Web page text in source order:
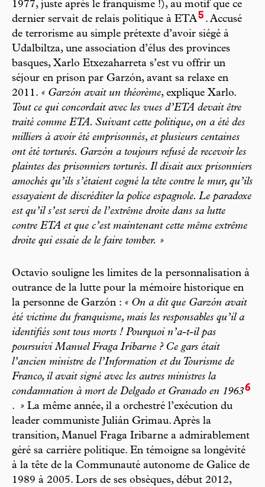
1977, juste après le franquisme !), au motif que ce
dernier servait de relais politique à ETA5 . Accusé
de terrorisme au simple prétexte d’avoir siégé à
Udalbiltza, une association d’élus des provinces
basques, Xarlo Etxezaharreta s’est vu offrir un
séjour en prison par Garzón, avant sa relaxe en
2011. « Garzón avait un théorème, explique Xarlo.
Tout ce qui concordait avec les vues d’ETA devait être
traité comme ETA. Suivant cette politique, on a été des
milliers à avoir été emprisonnés, et plusieurs centaines
ont été torturés. Garzón a toujours refusé de recevoir les
plaintes des prisonniers torturés. Il disait aux prisonniers
amochés qu’ils s’étaient cogné la tête contre le mur, qu’ils
essayaient de discréditer la police espagnole. Le paradoxe
est qu’il s’est servi de l’extrême droite dans sa lutte
contre ETA et que c’est maintenant cette même extrême
droite qui essaie de le faire tomber. »
Octavio souligne les limites de la personnalisation à
outrance de la lutte pour la mémoire historique en
la personne de Garzón : « On a dit que Garzón avait
été victime du franquisme, mais les responsables qu’il a
identifiés sont tous morts ! Pourquoi n’a-t-il pas
poursuivi Manuel Fraga Iribarne ? Ce gars était
l’ancien ministre de l’Information et du Tourisme de
Franco, il avait signé avec les autres ministres la
condamnation à mort de Delgado et Granado en 19636
. » La même année, il a orchestré l’exécution du
leader communiste Julián Grimau. Après la
transition, Manuel Fraga Iribarne a admirablement
géré sa carrière politique. En témoigne sa longévité
à la tête de la Communauté autonome de Galice de
1989 à 2005. Lors de ses obsèques, début 2012,